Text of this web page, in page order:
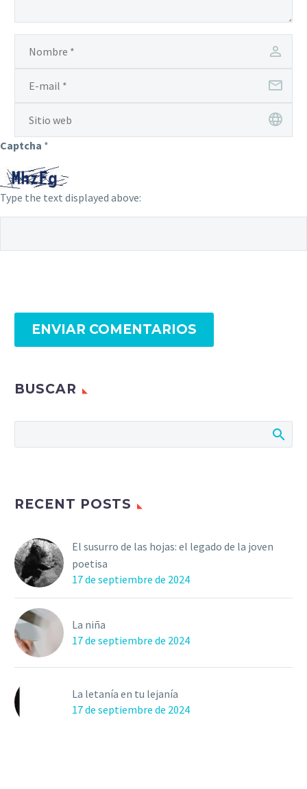
Captcha *
Type the text displayed above:
ENVIAR COMENTARIOS
BUSCAR
RECENT POSTS
El susurro de las hojas: el legado de la joven
poetisa
17 de septiembre de 2024
La niña
17 de septiembre de 2024
La letanía en tu lejanía
17 de septiembre de 2024